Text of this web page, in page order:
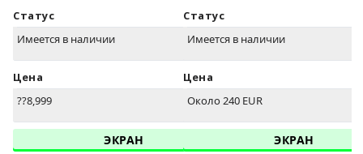
Статус
Имеется в наличии
Цена
??8,999
ЭКРАН
Статус
Имеется в наличии
Цена
Около 240 EUR
ЭКРАН